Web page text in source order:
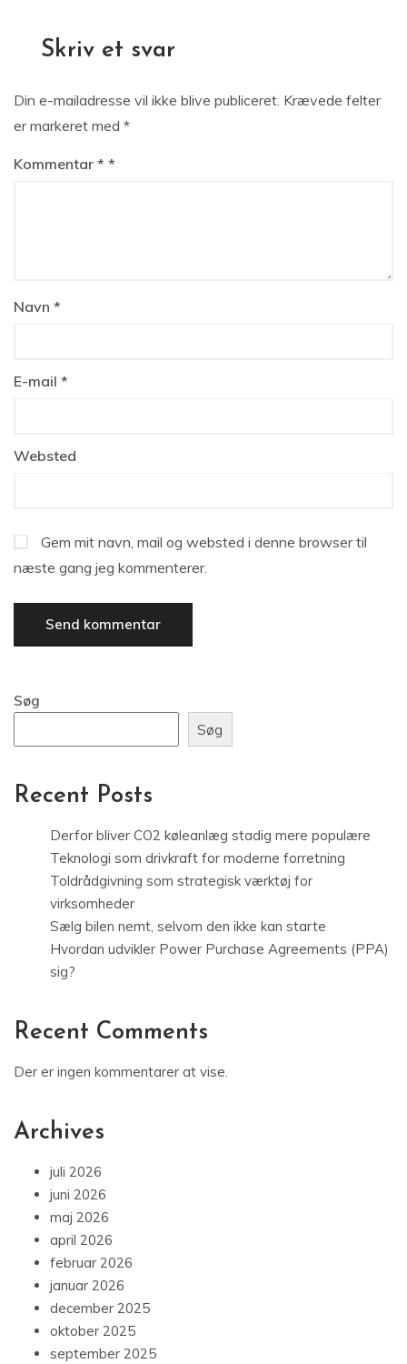
Skriv et svar
Din e-mailadresse vil ikke blive publiceret. Krævede felter
er markeret med *
Kommentar *
Navn *
E-mail *
Websted
Gem mit navn, mail og websted i denne browser til
næste gang jeg kommenterer.
Søg
Søg
Recent Posts
Derfor bliver CO2 køleanlæg stadig mere populære
Teknologi som drivkraft for moderne forretning
Toldrådgivning som strategisk værktøj for
virksomheder
Sælg bilen nemt, selvom den ikke kan starte
Hvordan udvikler Power Purchase Agreements (PPA)
sig?
Recent Comments
Der er ingen kommentarer at vise.
Archives
juli 2026
juni 2026
maj 2026
april 2026
februar 2026
januar 2026
december 2025
oktober 2025
september 2025